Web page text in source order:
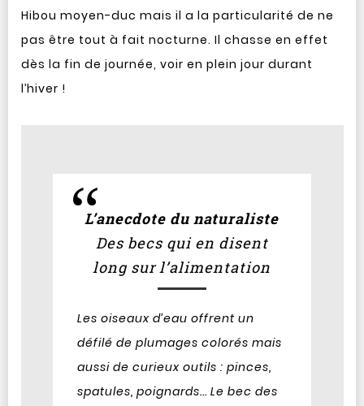
Hibou moyen-duc mais il a la particularité de ne
pas être tout à fait nocturne. Il chasse en effet
dès la fin de journée, voir en plein jour durant
l’hiver !
L’anecdote du naturaliste
Des becs qui en disent
long sur l’alimentation
Les oiseaux d’eau offrent un
défilé de plumages colorés mais
aussi de curieux outils : pinces,
spatules, poignards... Le bec des